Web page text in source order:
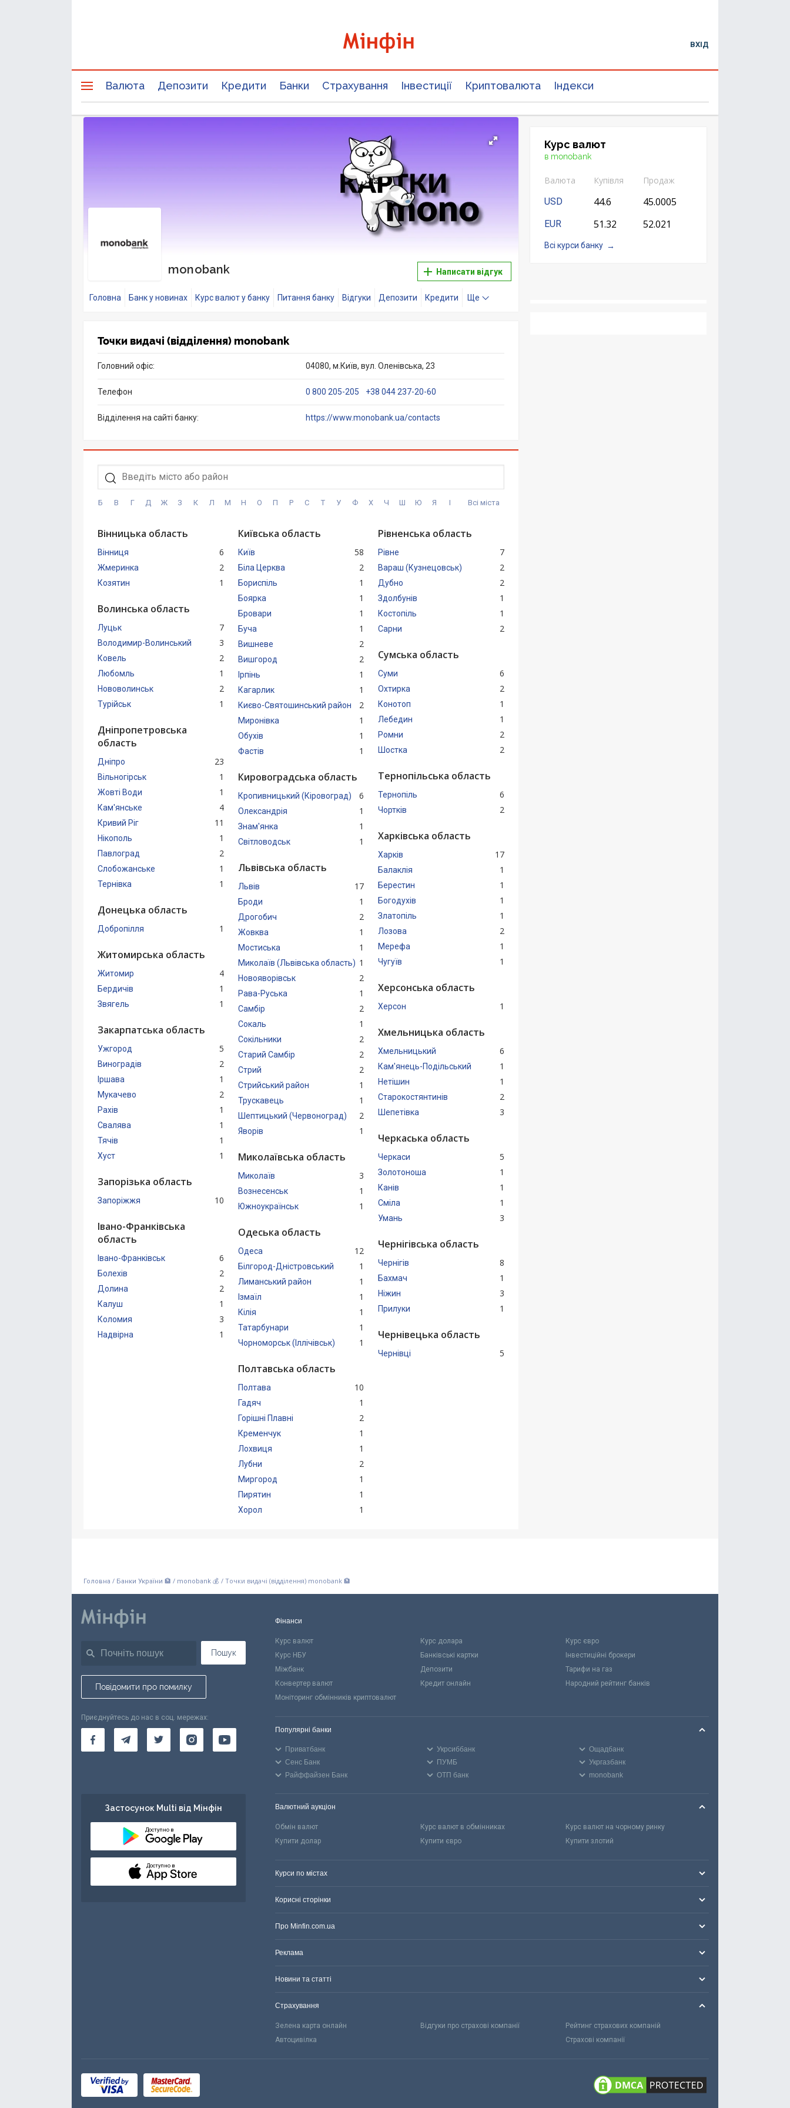
ВХІД
Валюта Депозити Кредити Банки Страхування Інвестиції Криптовалюта Індекси
monobank Написати відгук
Головна Банк у новинах Курс валют у банку Питання банку Відгуки Депозити Кредити Ще
Точки видачі (відділення) monobank
Головний офіс: 04080, м.Київ, вул. Оленівська, 23
Телефон 0 800 205-205 +38 044 237-20-60
Відділення на сайті банку: https://www.monobank.ua/contacts
Б В Г Д Ж З К Л М Н О П Р С Т У Ф Х Ч Ш Ю Я І Всі міста
Вінницька область
Вінниця 6
Жмеринка 2
Козятин 1
Волинська область
Луцьк 7
Володимир-Волинський 3
Ковель 2
Любомль 1
Нововолинськ 2
Турійськ 1
Дніпропетровська
область
Дніпро 23
Вільногірськ 1
Жовті Води 1
Кам'янське 4
Кривий Ріг 11
Нікополь 1
Павлоград 2
Слобожанське 1
Тернівка 1
Донецька область
Добропілля 1
Житомирська область
Житомир 4
Бердичів 1
Звягель 1
Закарпатська область
Ужгород 5
Виноградів 2
Іршава 1
Мукачево 2
Рахів 1
Свалява 1
Тячів 1
Хуст 1
Запорізька область
Запоріжжя 10
Івано-Франківська
область
Івано-Франківськ 6
Болехів 2
Долина 2
Калуш 1
Коломия 3
Надвірна 1
Київська область
Київ 58
Біла Церква 2
Бориспіль 1
Боярка 1
Бровари 1
Буча 1
Вишневе 2
Вишгород 2
Ірпінь 1
Кагарлик 1
Києво-Святошинський район 2
Миронівка 1
Обухів 1
Фастів 1
Кировоградська область
Кропивницький (Кіровоград) 6
Олександрія 1
Знам'янка 1
Світловодськ 1
Львівська область
Львів 17
Броди 1
Дрогобич 2
Жовква 1
Мостиська 1
Миколаїв (Львівська область) 1
Новояворівськ 2
Рава-Руська 1
Самбір 2
Сокаль 1
Сокільники 2
Старий Самбір 2
Стрий 2
Стрийський район 1
Трускавець 1
Шептицький (Червоноград) 2
Яворів 1
Миколаївська область
Миколаїв 3
Вознесенськ 1
Южноукраїнськ 1
Одеська область
Одеса 12
Білгород-Дністровський 1
Лиманський район 1
Ізмаїл 1
Кілія 1
Татарбунари 1
Чорноморськ (Іллічівськ) 1
Полтавська область
Полтава 10
Гадяч 1
Горішні Плавні 2
Кременчук 1
Лохвиця 1
Лубни 2
Миргород 1
Пирятин 1
Хорол 1
Рівненська область
Рівне 7
Вараш (Кузнецовськ) 2
Дубно 2
Здолбунів 1
Костопіль 1
Сарни 2
Сумська область
Суми 6
Охтирка 2
Конотоп 1
Лебедин 1
Ромни 2
Шостка 2
Тернопільська область
Тернопіль 6
Чортків 2
Харківська область
Харків 17
Балаклія 1
Берестин 1
Богодухів 1
Златопіль 1
Лозова 2
Мерефа 1
Чугуїв 1
Херсонська область
Херсон 1
Хмельницька область
Хмельницький 6
Кам'янець-Подільський 1
Нетішин 1
Старокостянтинів 2
Шепетівка 3
Черкаська область
Черкаси 5
Золотоноша 1
Канів 1
Сміла 1
Умань 3
Чернігівська область
Чернігів 8
Бахмач 1
Ніжин 3
Прилуки 1
Чернівецька область
Чернівці 5
Курс валют
в monobank
Валюта Купівля
Продаж
USD
44.6 45.0005
EUR 51.32 52.021
Всі курси банку
Головна / Банки України 🏦 / monobank 💰 / Точки видачі (відділення) monobank 🏦
Пошук
Повідомити про помилку
Приєднуйтесь до нас в соц. мережах:
Застосунок Multi від Мінфін
Доступно в
Доступно в
Фінанси
Курс валют Курс долара
Курс євро
Курс НБУ
Банківські картки
Інвестиційні брокери
Міжбанк
Депозити
Тарифи на газ
Конвертер валют
Кредит онлайн
Народний рейтинг банків
Моніторинг обмінників криптовалют
Популярні банки
Приватбанк Укрсиббанк
Ощадбанк
Сенс Банк
ПУМБ
Укргазбанк
Райффайзен Банк
ОТП банк monobank
Валютний аукціон
Обмін валют Курс валют в обмінниках
Курс валют на чорному ринку
Купити долар
Купити євро Купити злотий
Курси по містах
Корисні сторінки
Про Minfin.com.ua
Реклама
Новини та статті
Страхування
Зелена карта онлайн Відгуки про страхові компанії
Рейтинг страхових компаній
Автоцивілка
Страхові компанії